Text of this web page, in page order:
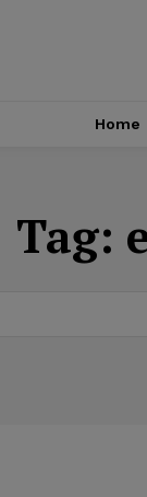
Home
Tag: